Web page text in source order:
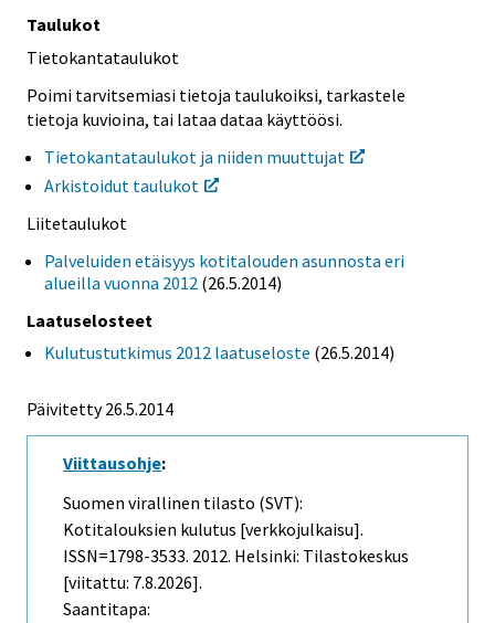
Taulukot
Tietokantataulukot
Poimi tarvitsemiasi tietoja taulukoiksi, tarkastele
tietoja kuvioina, tai lataa dataa käyttöösi.
Tietokantataulukot ja niiden muuttujat
Arkistoidut taulukot
Liitetaulukot
Palveluiden etäisyys kotitalouden asunnosta eri
alueilla vuonna 2012 (26.5.2014)
Laatuselosteet
Kulutustutkimus 2012 laatuseloste (26.5.2014)
Päivitetty 26.5.2014
Viittausohje:
Suomen virallinen tilasto (SVT):
Kotitalouksien kulutus [verkkojulkaisu].
ISSN=1798-3533. 2012. Helsinki: Tilastokeskus
[viitattu: 7.8.2026].
Saantitapa: